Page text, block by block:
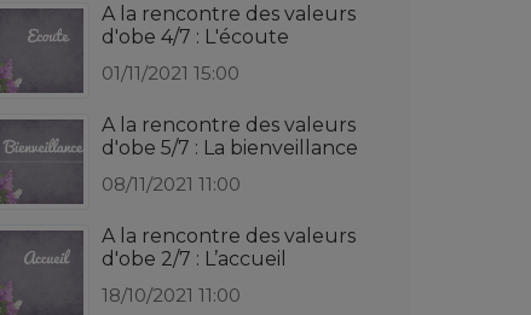
A la rencontre des valeurs
d'obe 4/7 : L'écoute
01/11/2021 15:00
A la rencontre des valeurs
d'obe 5/7 : La bienveillance
08/11/2021 11:00
A la rencontre des valeurs
d'obe 2/7 : L’accueil
18/10/2021 11:00